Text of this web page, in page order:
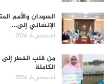
السودان والأمم
الإنساني إلى…
أغسطس 6, 2026
من قلب الخطر إلى
الكاملة
أغسطس 6, 2026